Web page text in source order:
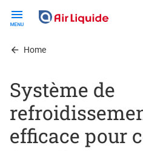
contentHome
Système de
efficace pour